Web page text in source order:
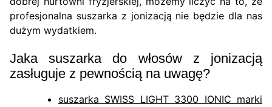
profesjonalna suszarka z jonizacją nie będzie dla nas
dużym wydatkiem.
Jaka suszarka do włosów z jonizacją
zasługuje z pewnością na uwagę?
suszarka SWISS LIGHT 3300 IONIC marki